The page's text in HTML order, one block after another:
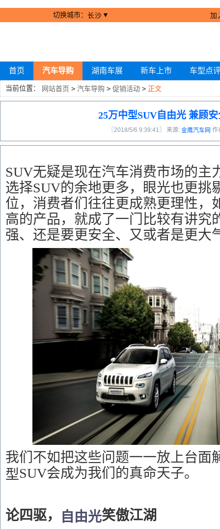
切换城市： 长沙 ▼ 加
首页 汽车导购 湖南车展 新车上市 车型点
当前位置： 网站首页 > 汽车导购 > 促销活动 > 正文
25万中型SUV自由光 兼顾
〖2018/5/6 9:39:41〗 来源: 金鹰汽车网 作
SUV无疑是现在汽车消费市场的主
选择SUV的余地更多，眼光也更挑
位，消费者们往往更成熟更理性，
高的产品，就成了一门比较有讲究
强、还是要更安全、又或者是更大
我们不如把这些问题一一放上台面
型SUV会成为我们的真命天子。
论四驱， 自由光笑傲江湖